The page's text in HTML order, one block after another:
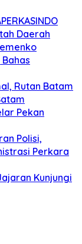
Daerah
Rutan Batam
Pekan
Polisi,
Perkara
Kunjungi